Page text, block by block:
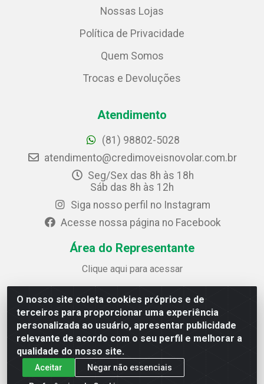
O nosso site coleta cookies próprios e de
terceiros para proporcionar uma experiência
personalizada ao usuário, apresentar publicidade
relevante de acordo com o seu perfil e melhorar a
qualidade do nosso site.
Aceitar
Negar não essenciais
Nossas Lojas
Política de Privacidade
Quem Somos
Trocas e Devoluções
Atendimento
(81) 98802-5028
atendimento@credimoveisnovolar.com.br
Seg/Sex das 8h às 18h
Sáb das 8h às 12h
Siga nosso perfil no Instagram
Acesse nossa página no Facebook
Área do Representante
Clique aqui para acessar
Credimóveis Novolar Ltda
Rua José Alves Bezerra, 430 - Prazeres - Jaboatão dos
Guararapes / PE - CEP 54.325-610
CNPJ: 09.930.165/0013-70